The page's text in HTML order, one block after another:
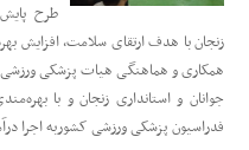
طرح
زنجان با هدف ارتقای سلامت، افزایش
همکاری و هماهنگی هیات پزشکی ورزشی
جوانان و استانداری زنجان و با
فدراسیون پزشکی ورزشی کشوربه اجرا